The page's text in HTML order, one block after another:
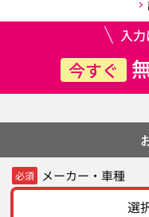
入
今すぐ
必須 メーカー・車種
選